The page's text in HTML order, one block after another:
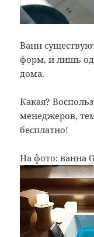
Ванн
форм, и лишь
дома.
Какая?
менеджеров,
бесплатно!
На фото: ванна